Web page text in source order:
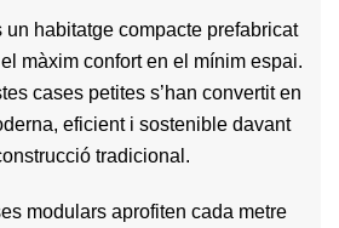
un habitatge compacte prefabricat
màxim confort en el mínim espai.
cases petites s’han convertit en
eficient i sostenible davant
tradicional.
modulars aprofiten cada metre